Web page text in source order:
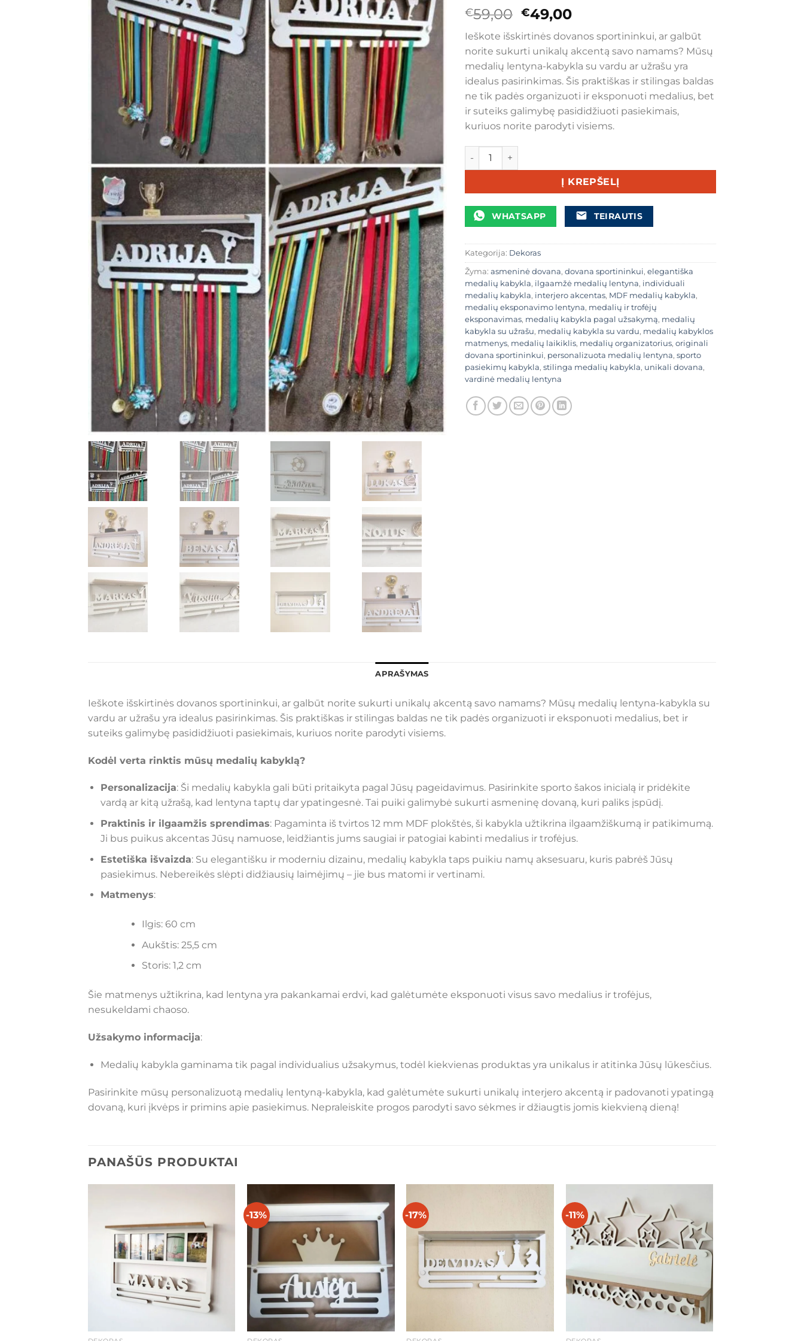
€59,00 Original
price
was:
€59,00.
€49,00Current
is:
€49,00.
Ieškote išskirtinės dovanos sportininkui, ar galbūt
norite sukurti unikalų akcentą savo namams? Mūsų
medalių lentyna-kabykla su vardu ar užrašu yra
idealus pasirinkimas. Šis praktiškas ir stilingas baldas
ne tik padės organizuoti ir eksponuoti medalius, bet
ir suteiks galimybę pasididžiuoti pasiekimais,
kuriuos norite parodyti visiems.
produkto kiekis: Personalizuota medalių lentyna-kabykla trofėjams
Į KREPŠELĮ
WHATSAPP TEIRAUTIS
Kategorija: Dekoras
Žyma: asmeninė dovana, dovana sportininkui, elegantiška
medalių kabykla, ilgaamžė medalių lentyna, individuali
medalių kabykla, interjero akcentas, MDF medalių kabykla,
medalių eksponavimo lentyna, medalių ir trofėjų
eksponavimas, medalių kabykla pagal užsakymą, medalių
kabykla su užrašu, medalių kabykla su vardu, medalių kabyklos
matmenys, medalių laikiklis, medalių organizatorius, originali
dovana sportininkui, personalizuota medalių lentyna, sporto
pasiekimų kabykla, stilinga medalių kabykla, unikali dovana,
vardinė medalių lentyna
APRAŠYMAS
Ieškote išskirtinės dovanos sportininkui, ar galbūt norite sukurti unikalų akcentą savo namams? Mūsų medalių lentyna-kabykla su
vardu ar užrašu yra idealus pasirinkimas. Šis praktiškas ir stilingas baldas ne tik padės organizuoti ir eksponuoti medalius, bet ir
suteiks galimybę pasididžiuoti pasiekimais, kuriuos norite parodyti visiems.
Kodėl verta rinktis mūsų medalių kabyklą?
Personalizacija: Ši medalių kabykla gali būti pritaikyta pagal Jūsų pageidavimus. Pasirinkite sporto šakos inicialą ir pridėkite
vardą ar kitą užrašą, kad lentyna taptų dar ypatingesnė. Tai puiki galimybė sukurti asmeninę dovaną, kuri paliks įspūdį.
Praktinis ir ilgaamžis sprendimas: Pagaminta iš tvirtos 12 mm MDF plokštės, ši kabykla užtikrina ilgaamžiškumą ir patikimumą.
Ji bus puikus akcentas Jūsų namuose, leidžiantis jums saugiai ir patogiai kabinti medalius ir trofėjus.
Estetiška išvaizda: Su elegantišku ir moderniu dizainu, medalių kabykla taps puikiu namų aksesuaru, kuris pabrėš Jūsų
pasiekimus. Nebereikės slėpti didžiausių laimėjimų – jie bus matomi ir vertinami.
Matmenys:
Ilgis: 60 cm
Aukštis: 25,5 cm
Storis: 1,2 cm
Šie matmenys užtikrina, kad lentyna yra pakankamai erdvi, kad galėtumėte eksponuoti visus savo medalius ir trofėjus,
nesukeldami chaoso.
Užsakymo informacija:
Medalių kabykla gaminama tik pagal individualius užsakymus, todėl kiekvienas produktas yra unikalus ir atitinka Jūsų lūkesčius.
Pasirinkite mūsų personalizuotą medalių lentyną-kabykla, kad galėtumėte sukurti unikalų interjero akcentą ir padovanoti ypatingą
dovaną, kuri įkvėps ir primins apie pasiekimus. Nepraleiskite progos parodyti savo sėkmes ir džiaugtis jomis kiekvieną dieną!
PANAŠŪS PRODUKTAI
-13% Mėgstamiausias -17% -11% Mėgstamiausias